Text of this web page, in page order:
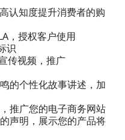
认知度提升消费者的购
，授权客户使用
识
传视频，推广
的个性化故事讲述，加
推广您的电子商务网站
声明，展示您的产品将